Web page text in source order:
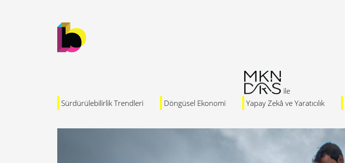
Sürdürülebilirlik Trendleri Döngüsel Ekonomi Yapay Zekâ ve Yaratıcılık